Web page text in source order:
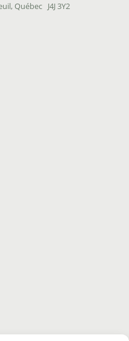
Québec J4J 3Y2